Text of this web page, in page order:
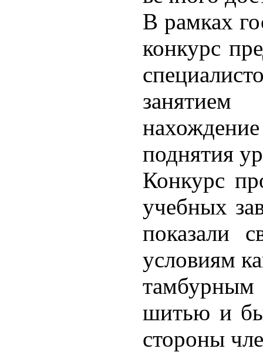
В рамках
конкурс
поднятия
Конкурс
учебных
показали
условиям
шитью и
стороны